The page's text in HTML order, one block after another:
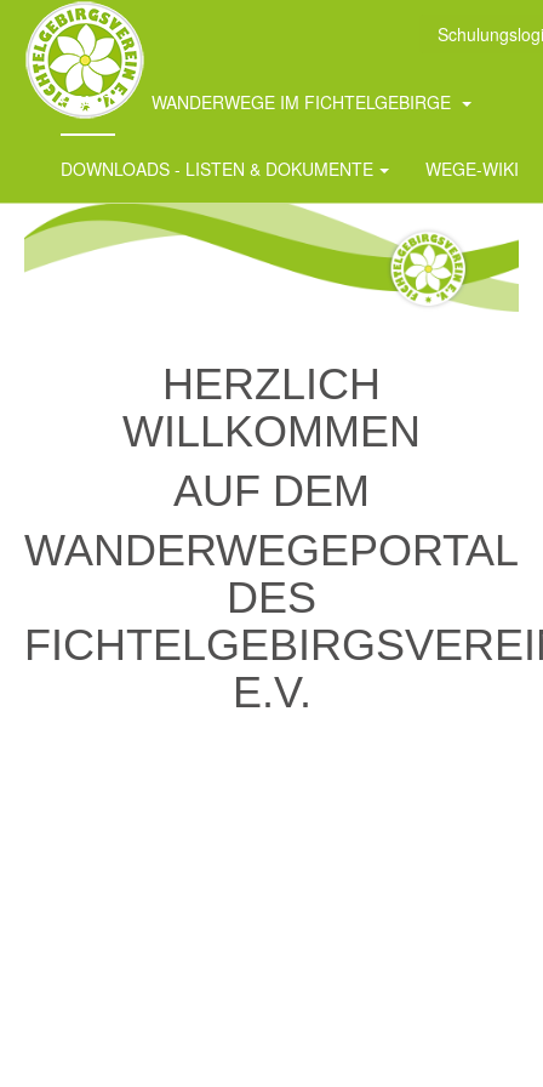
START WANDERWEGE IM FICHTELGEBIRGE
DOWNLOADS - LISTEN & DOKUMENTE WEGE-WIKI
HERZLICH
WILLKOMMEN
AUF DEM
WANDERWEGEPORTAL
DES
E.V.